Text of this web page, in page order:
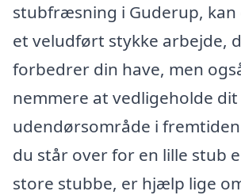
stubfræsning i Guderup, kan
et veludført stykke arbejde,
forbedrer din have, men
nemmere at vedligeholde dit
udendørsområde i
du står over for en lille stub
store stubbe, er hjælp lige